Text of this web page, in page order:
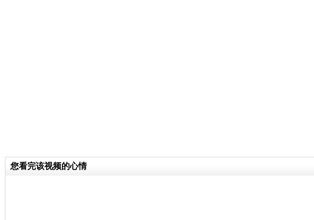
您看完该视频的心情